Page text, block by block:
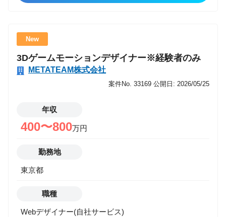
にコンサルティング部門を立ち上げました。 今回の募
集は、その部門拡大のための中核メンバーとして、案
件参画を通じて価値提供を行いながら、組織づくりや
中長期的な事業戦略を共に推進してくださるコンサル
（PoC）」から「実装・定着」へと急速に移行してい
ます。 一方で現場では、以下のような課題が多く残っ
ています。 ・PoCは実施したが、本番導入に至らない
・業務課題とAI活用が結びつかず、成果が出ない ・デ
ータ・IT基盤・セキュリティなどの設計が追いつかな
い ・現場と経営層の意思決定をつなぐ人材が不足して
に、AI領域における「構想?実装?定着」を一貫して推
進できる中核人材を募集します。 業務内容 【Manager
New
3Dゲームモーションデザイナー※経験者のみ
METATEAM株式会社
案件No. 33169 公開日: 2026/05/25
年収
400〜800万円
勤務地
東京都
職種
Webデザイナー(自社サービス)